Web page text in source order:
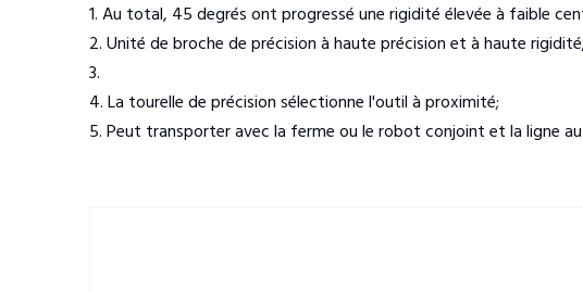
1. Au total, 45 degrés ont progressé une rigidité élevée à faible
2. Unité de broche de précision à haute précision et à haute rigidité;
3.
4. La tourelle de précision sélectionne l'outil à proximité;
5. Peut transporter avec la ferme ou le robot conjoint et la ligne